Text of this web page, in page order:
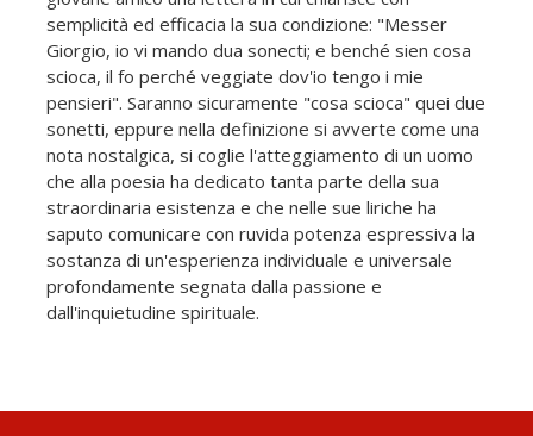
semplicità ed efficacia la sua condizione: "Messer
Giorgio, io vi mando dua sonecti; e benché sien cosa
scioca, il fo perché veggiate dov'io tengo i mie
pensieri". Saranno sicuramente "cosa scioca" quei due
sonetti, eppure nella definizione si avverte come una
nota nostalgica, si coglie l'atteggiamento di un uomo
che alla poesia ha dedicato tanta parte della sua
straordinaria esistenza e che nelle sue liriche ha
saputo comunicare con ruvida potenza espressiva la
sostanza di un'esperienza individuale e universale
profondamente segnata dalla passione e
dall'inquietudine spirituale.